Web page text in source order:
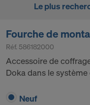
Le plus
Fourche de
Réf. 586182000
Accessoire de
Doka dans le
Neuf